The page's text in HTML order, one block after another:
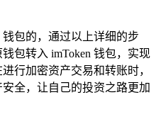
包的，通过以上详细的步
包转入 imToken 钱包，实现
行加密资产交易和转账时，
全，让自己的投资之路更加